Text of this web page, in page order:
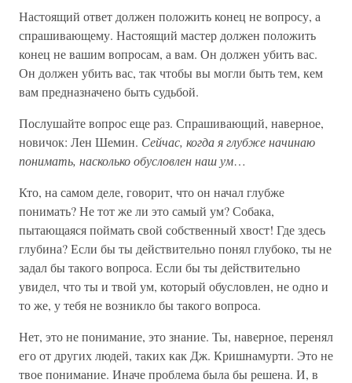
Настоящий ответ должен положить конец не вопросу, а
спрашивающему. Настоящий мастер должен положить
конец не вашим вопросам, а вам. Он должен убить вас.
Он должен убить вас, так чтобы вы могли быть тем, кем
вам предназначено быть судьбой.
Послушайте вопрос еще раз. Спрашивающий, наверное,
новичок: Лен Шемин. Сейчас, когда я глубже начинаю
понимать, насколько обусловлен наш ум…
Кто, на самом деле, говорит, что он начал глубже
понимать? Не тот же ли это самый ум? Собака,
пытающаяся поймать свой собственный хвост! Где здесь
глубина? Если бы ты действительно понял глубоко, ты не
задал бы такого вопроса. Если бы ты действительно
увидел, что ты и твой ум, который обусловлен, не одно и
то же, у тебя не возникло бы такого вопроса.
Нет, это не понимание, это знание. Ты, наверное, перенял
его от других людей, таких как Дж. Кришнамурти. Это не
твое понимание. Иначе проблема была бы решена. И, в